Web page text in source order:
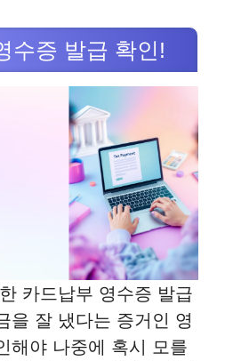
수증 발급 확인!
카드납부 영수증 발급
을 잘 냈다는 증거인 영
해야 나중에 혹시 모를